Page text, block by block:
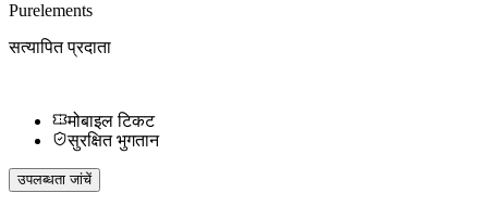
Purelements
सत्यापित प्रदाता
मोबाइल टिकट
सुरक्षित भुगतान
उपलब्धता जांचें